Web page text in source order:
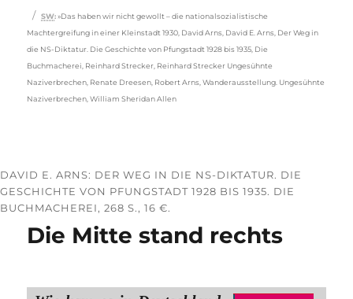
Schlagwörter
SW: »Das haben wir nicht gewollt – die nationalsozialistische
Machtergreifung in einer Kleinstadt 1930 David Arns David E. Arns Der Weg in
die NS-Diktatur. Die Geschichte von Pfungstadt 1928 bis 1935 Die
Buchmacherei Reinhard Strecker Reinhard Strecker Ungesühnte
Naziverbrechen Renate Dreesen Robert Arns ,Wanderausstellung. Ungesühnte
Naziverbrechen ,William Sheridan Allen
DAVID E. ARNS: DER WEG IN DIE NS-DIKTATUR. DIE
GESCHICHTE VON PFUNGSTADT 1928 BIS 1935. DIE
BUCHMACHEREI, 268 S., 16 €.
Die Mitte stand rechts